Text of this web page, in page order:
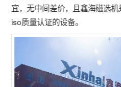
宜，无中间差价，且鑫海磁选
iso质量认证的设备。